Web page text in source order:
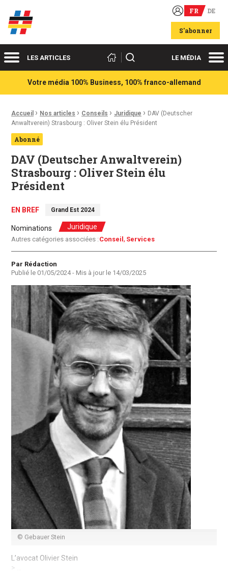
Acteurs du franco-allemand FR DE
S'abonner
MenuLES ARTICLES Rechercher LE MÉDIA
Votre média 100% Business, 100% franco-allemand
Fil d'Ariane :
Accueil › Nos articles › Conseils › Juridique › DAV (Deutscher
Anwaltverein) Strasbourg : Oliver Stein élu Président
Abonné
DAV (Deutscher Anwaltverein)
Strasbourg : Oliver Stein élu
Président
EN BREF Grand Est 2024
Nominations Juridique
Autres catégories associées : Conseil Services
Auteur
Par Rédaction
Publié le 01/05/2024- Mis à jour le 14/03/2025
© Gebauer Stein
L’avocat Olivier Stein
> ...